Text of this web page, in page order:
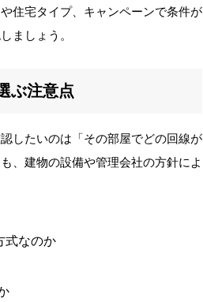
住宅タイプ、キャンペーンで条件が
ましょう。
ぶ注意点
したいのは「その部屋でどの回線が
、建物の設備や管理会社の方針によ
式なのか